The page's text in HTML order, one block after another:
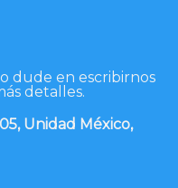
dude en escribirnos
detalles.
Unidad México,